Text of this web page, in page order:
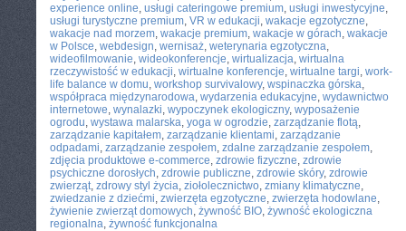
experience online, usługi cateringowe premium, usługi inwestycyjne,
usługi turystyczne premium, VR w edukacji, wakacje egzotyczne,
wakacje nad morzem, wakacje premium, wakacje w górach, wakacje
w Polsce, webdesign, wernisaż, weterynaria egzotyczna,
wideofilmowanie, wideokonferencje, wirtualizacja, wirtualna
rzeczywistość w edukacji, wirtualne konferencje, wirtualne targi, work-
life balance w domu, workshop survivalowy, wspinaczka górska,
współpraca międzynarodowa, wydarzenia edukacyjne, wydawnictwo
internetowe, wynalazki, wypoczynek ekologiczny, wyposażenie
ogrodu, wystawa malarska, yoga w ogrodzie, zarządzanie flotą,
zarządzanie kapitałem, zarządzanie klientami, zarządzanie
odpadami, zarządzanie zespołem, zdalne zarządzanie zespołem,
zdjęcia produktowe e-commerce, zdrowie fizyczne, zdrowie
psychiczne dorosłych, zdrowie publiczne, zdrowie skóry, zdrowie
zwierząt, zdrowy styl życia, ziołolecznictwo, zmiany klimatyczne,
zwiedzanie z dziećmi, zwierzęta egzotyczne, zwierzęta hodowlane,
żywienie zwierząt domowych, żywność BIO, żywność ekologiczna
regionalna, żywność funkcjonalna